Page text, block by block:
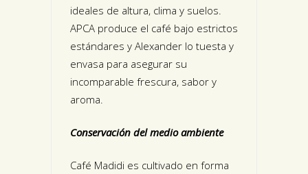
ideales de altura, clima y suelos.
APCA produce el café bajo estrictos
estándares y Alexander lo tuesta y
envasa para asegurar su
incomparable frescura, sabor y
aroma.
Conservación del medio ambiente
Café Madidi es cultivado en forma